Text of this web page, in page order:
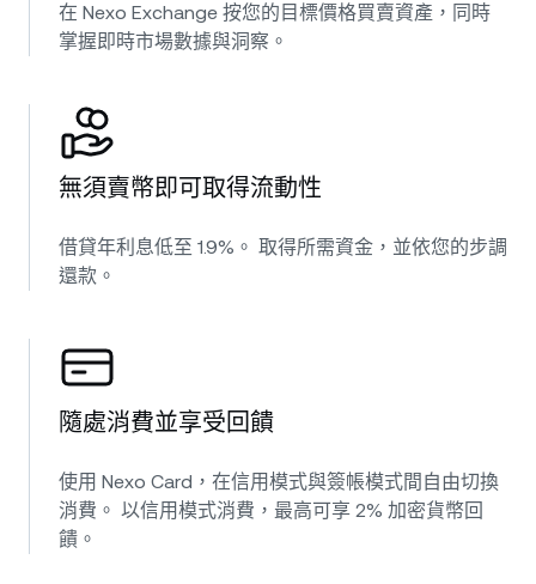
在 Nexo Exchange 按您的目標價格買賣資產，同時
掌握即時市場數據與洞察。
無須賣幣即可取得流動性
借貸年利息低至 1.9%。 取得所需資金，並依您的步調
還款。
隨處消費並享受回饋
使用 Nexo Card，在信用模式與簽帳模式間自由切換
消費。 以信用模式消費，最高可享 2% 加密貨幣回
饋。